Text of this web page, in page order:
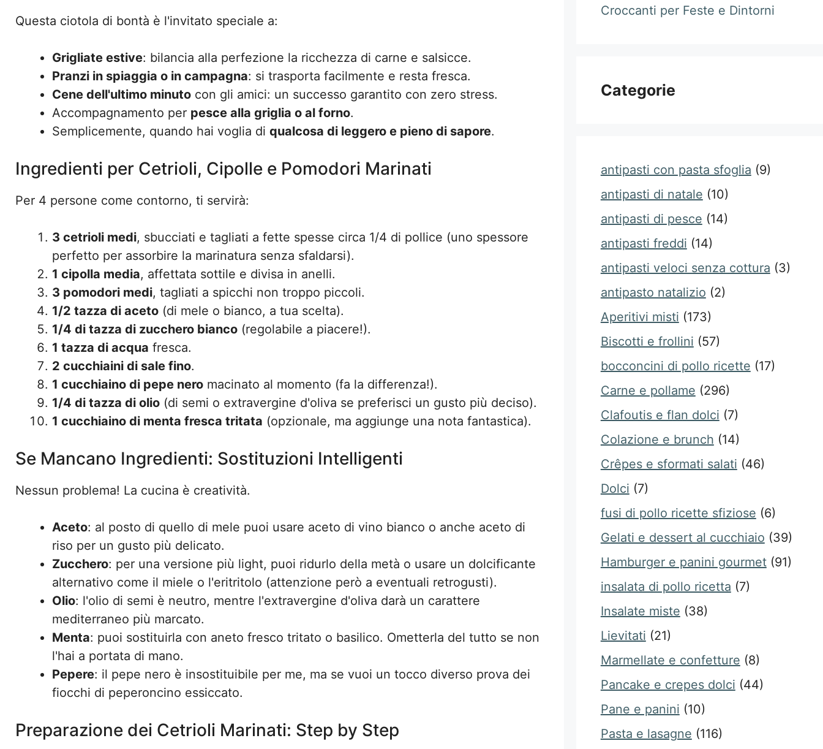
Questa ciotola di bontà è l'invitato speciale a:
Grigliate estive: bilancia alla perfezione la ricchezza di carne e salsicce.
Pranzi in spiaggia o in campagna: si trasporta facilmente e resta fresca.
Cene dell'ultimo minuto con gli amici: un successo garantito con zero stress.
Accompagnamento per pesce alla griglia o al forno.
Semplicemente, quando hai voglia di qualcosa di leggero e pieno di sapore.
Ingredienti per Cetrioli, Cipolle e Pomodori Marinati
Per 4 persone come contorno, ti servirà:
3 cetrioli medi, sbucciati e tagliati a fette spesse circa 1/4 di pollice (uno spessore
perfetto per assorbire la marinatura senza sfaldarsi).
1 cipolla media, affettata sottile e divisa in anelli.
3 pomodori medi, tagliati a spicchi non troppo piccoli.
1/2 tazza di aceto (di mele o bianco, a tua scelta).
1/4 di tazza di zucchero bianco (regolabile a piacere!).
1 tazza di acqua fresca.
2 cucchiaini di sale fino.
1 cucchiaino di pepe nero macinato al momento (fa la differenza!).
1/4 di tazza di olio (di semi o extravergine d'oliva se preferisci un gusto più deciso).
1 cucchiaino di menta fresca tritata (opzionale, ma aggiunge una nota fantastica).
Se Mancano Ingredienti: Sostituzioni Intelligenti
Nessun problema! La cucina è creatività.
Aceto: al posto di quello di mele puoi usare aceto di vino bianco o anche aceto di
riso per un gusto più delicato.
Zucchero: per una versione più light, puoi ridurlo della metà o usare un dolcificante
alternativo come il miele o l'eritritolo (attenzione però a eventuali retrogusti).
Olio: l'olio di semi è neutro, mentre l'extravergine d'oliva darà un carattere
mediterraneo più marcato.
Menta: puoi sostituirla con aneto fresco tritato o basilico. Ometterla del tutto se non
l'hai a portata di mano.
Pepere: il pepe nero è insostituibile per me, ma se vuoi un tocco diverso prova dei
fiocchi di peperoncino essiccato.
Preparazione dei Cetrioli Marinati: Step by Step
Croccanti per Feste e Dintorni
Categorie
antipasti con pasta sfoglia (9)
antipasti di natale (10)
antipasti di pesce (14)
antipasti freddi (14)
antipasti veloci senza cottura (3)
antipasto natalizio (2)
Aperitivi misti (173)
Biscotti e frollini (57)
bocconcini di pollo ricette (17)
Carne e pollame (296)
Clafoutis e flan dolci (7)
Colazione e brunch (14)
Crêpes e sformati salati (46)
Dolci (7)
fusi di pollo ricette sfiziose (6)
Gelati e dessert al cucchiaio (39)
Hamburger e panini gourmet(91)
insalata di pollo ricetta (7)
Insalate miste (38)
Lievitati (21)
Marmellate e confetture (8)
Pancake e crepes dolci (44)
Pane e panini (10)
Pasta e lasagne (116)